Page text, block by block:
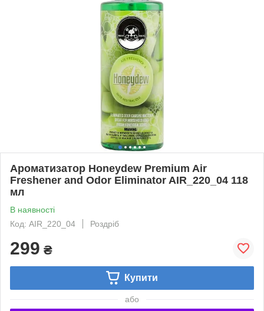
Ароматизатор Honeydew Premium Air
Freshener and Odor Eliminator AIR_220_04 118
мл
В наявності
Код: AIR_220_04
Роздріб
299 ₴
Купити
або